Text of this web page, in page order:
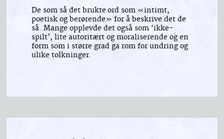
De som så det brukte ord som «intimt,
poetisk og berørende» for å beskrive det de
så. Mange opplevde det også som ‘ikke-
spilt’, lite autoritært og moraliserende og en
form som i større grad ga rom for undring og
ulike tolkninger.